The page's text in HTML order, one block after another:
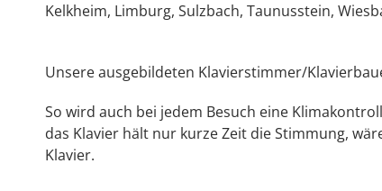
Kelkheim, Limburg, Sulzbach, Taunusstein,
Unsere ausgebildeten Klavierstimmer/
So wird auch bei jedem Besuch eine
das Klavier hält nur kurze Zeit die Stimmung,
Klavier.